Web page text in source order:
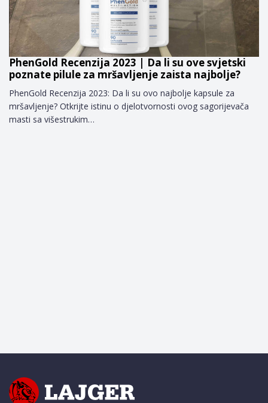
PhenGold Recenzija 2023 | Da li su ove svjetski
poznate pilule za mršavljenje zaista najbolje?
PhenGold Recenzija 2023: Da li su ovo najbolje kapsule za
mršavljenje? Otkrijte istinu o djelotvornosti ovog sagorijevača
masti sa višestrukim…